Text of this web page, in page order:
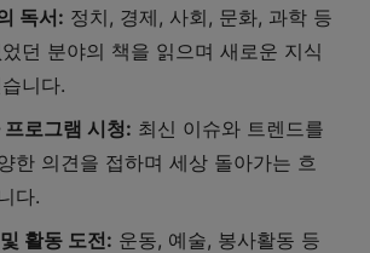
독서: 정치, 경제, 사회, 문화, 과학 등
던 분야의 책을 읽으며 새로운 지식
니다.
로그램 시청: 최신 이슈와 트렌드를
한 의견을 접하며 세상 돌아가는 흐
다.
활동 도전: 운동, 예술, 봉사활동 등